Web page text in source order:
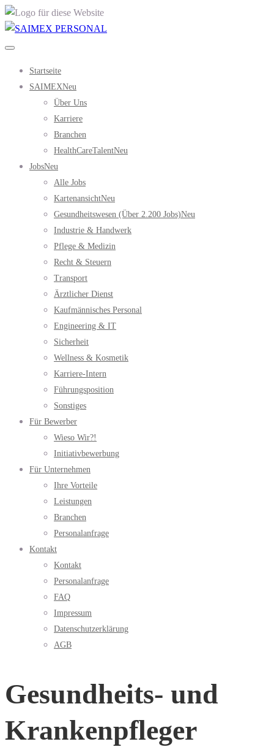
Startseite
SAIMEXNeu
Über Uns
Karriere
Branchen
HealthCareTalentNeu
JobsNeu
Alle Jobs
KartenansichtNeu
Gesundheitswesen (über 2.200 Jobs)Neu
Industrie & Handwerk
Pflege & Medizin
Recht & Steuern
Transport
Ärztlicher Dienst
Kaufmännisches Personal
Engineering & IT
Sicherheit
Wellness & Kosmetik
Karriere-Intern
Führungsposition
Sonstiges
Für Bewerber
Wieso Wir?!
Initiativbewerbung
Für Unternehmen
Ihre Vorteile
Leistungen
Branchen
Personalanfrage
Kontakt
Kontakt
Personalanfrage
FAQ
Impressum
Datenschutzerklärung
AGB
Gesundheits- und
Krankenpfleger